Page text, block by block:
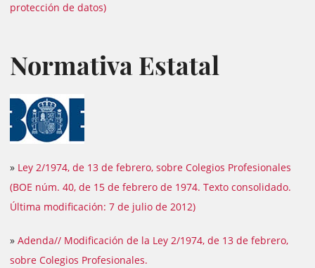
protección de datos)
Normativa Estatal
» Ley 2/1974, de 13 de febrero, sobre Colegios Profesionales
(BOE núm. 40, de 15 de febrero de 1974. Texto consolidado.
Última modificación: 7 de julio de 2012)
» Adenda// Modificación de la Ley 2/1974, de 13 de febrero,
sobre Colegios Profesionales.